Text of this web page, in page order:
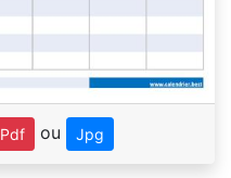
Pdf ou Jpg